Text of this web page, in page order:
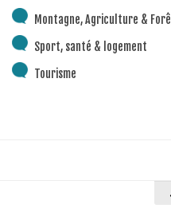
Sites Escalade
Via Matacena
Développement durable
Montagne, Agriculture &
Sport, santé & logement
Tourisme